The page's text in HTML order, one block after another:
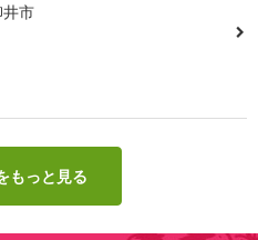
市
もっと見る